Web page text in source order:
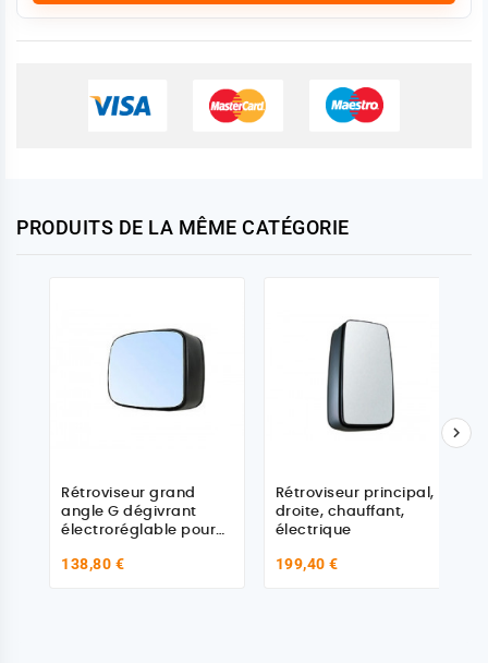
PRODUITS DE LA MÊME CATÉGORIE
Rétroviseur grand
angle G dégivrant
électroréglable pour
138,80 €
Rétroviseur principal,
droite, chauffant,
électrique
199,40 €
